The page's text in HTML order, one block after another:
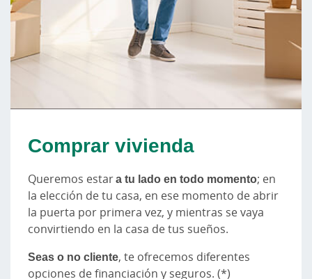
Comprar vivienda
Queremos estara tu lado en todo momento; en
la elección de tu casa, en ese momento de abrir
la puerta por primera vez, y mientras se vaya
convirtiendo en la casa de tus sueños.
Seas o no cliente, te ofrecemos diferentes
opciones de financiación y seguros. (*)